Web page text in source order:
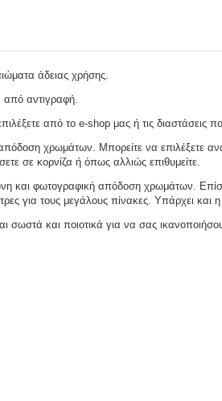
άδειας χρήσης.
από αντιγραφή.
από το e-shop μας ή τις διαστάσεις
χρωμάτων. Μπορείτε να επιλέξετε
σε κορνίζα ή όπως αλλιώς επιθυμείτε.
φωτογραφική απόδοση χρωμάτων.
για τους μεγάλους πίνακες. Υπάρχει και
σωστά και ποιοτικά για να σας